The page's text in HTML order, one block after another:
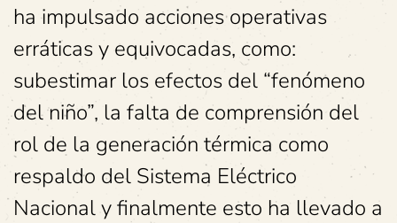
ha impulsado acciones operativas
erráticas y equivocadas, como:
subestimar los efectos del “fenómeno
del niño”, la falta de comprensión del
rol de la generación térmica como
respaldo del Sistema Eléctrico
Nacional y finalmente esto ha llevado a